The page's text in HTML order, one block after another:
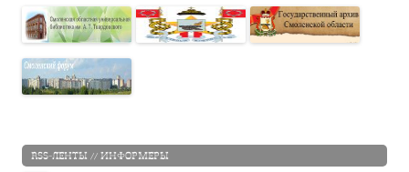
RSS-ЛЕНТЫ // ИНФОРМЕРЫ